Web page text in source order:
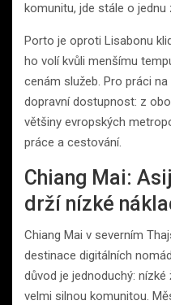
komunitu, jde stále o
Porto je oproti Lisabonu
ho volí kvůli menšímu
cenám služeb. Pro práci
dopravní dostupnost: z
většiny evropských
práce a cestování.
Chiang Mai:
drží nízké
Chiang Mai v severním
destinace digitálních
důvod je jednoduchý:
velmi silnou komunitou.